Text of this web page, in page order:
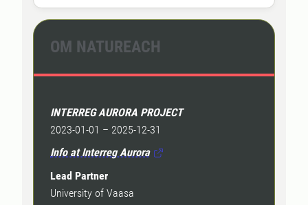
naturen genom särskilt
producerade hälsofrämjande VR-
naturmiljöer. Interventionerna har
samarbete mellan forskning,
omsorgspersonal.
OM NATUREACH
INTERREG AURORA PROJECT
2023-01-01 – 2025-12-31
Info at Interreg Aurora
Lead Partner
University of Vaasa